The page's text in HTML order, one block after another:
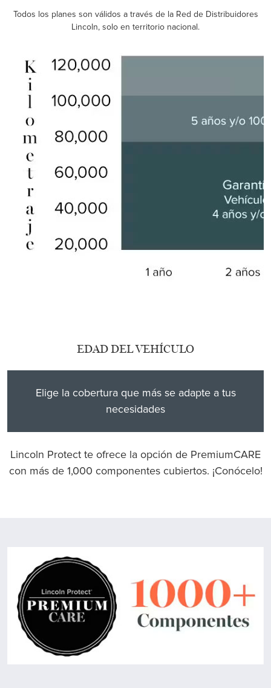
Todos los planes son válidos a través de la Red de Distribuidores
Lincoln, solo en territorio nacional.
EDAD DEL VEHÍCULO
Elige la cobertura que más se adapte a tus
necesidades
Lincoln Protect te ofrece la opción de PremiumCARE
con más de 1,000 componentes cubiertos. ¡Conócelo!